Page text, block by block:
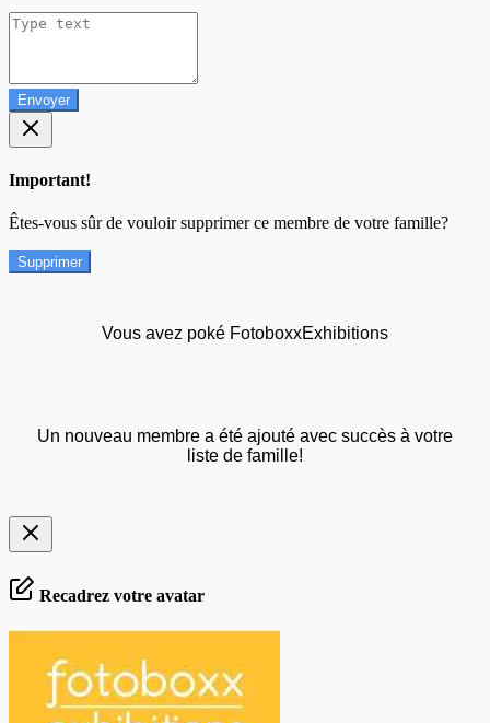
Envoyer
Important!
Êtes-vous sûr de vouloir supprimer ce membre de votre famille?
Supprimer
Vous avez poké FotoboxxExhibitions
Un nouveau membre a été ajouté avec succès à votre
liste de famille!
Recadrez votre avatar